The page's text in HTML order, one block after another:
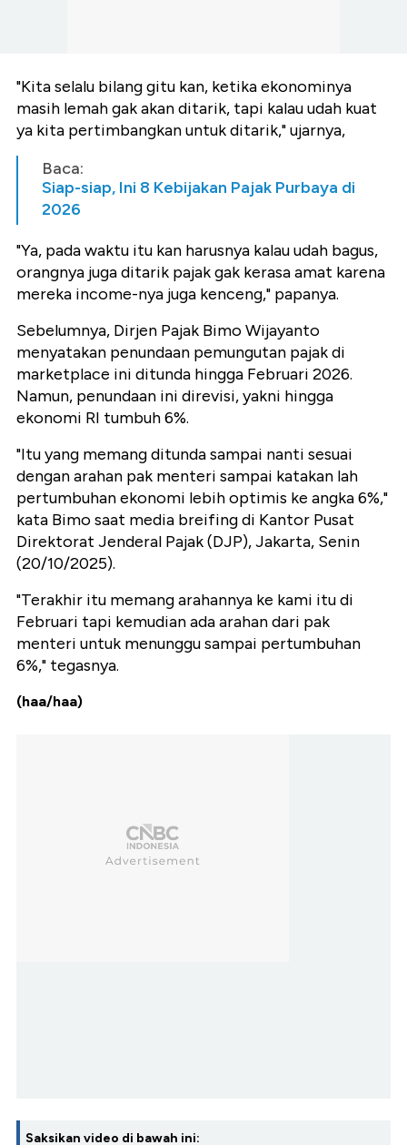
"Kita selalu bilang gitu kan, ketika ekonominya
masih lemah gak akan ditarik, tapi kalau udah kuat
ya kita pertimbangkan untuk ditarik," ujarnya,
Baca:
Siap-siap, Ini 8 Kebijakan Pajak Purbaya di
2026
"Ya, pada waktu itu kan harusnya kalau udah bagus,
orangnya juga ditarik pajak gak kerasa amat karena
mereka income-nya juga kenceng," papanya.
Sebelumnya, Dirjen Pajak Bimo Wijayanto
menyatakan penundaan pemungutan pajak di
marketplace ini ditunda hingga Februari 2026.
Namun, penundaan ini direvisi, yakni hingga
ekonomi RI tumbuh 6%.
"Itu yang memang ditunda sampai nanti sesuai
dengan arahan pak menteri sampai katakan lah
pertumbuhan ekonomi lebih optimis ke angka 6%,"
kata Bimo saat media breifing di Kantor Pusat
Direktorat Jenderal Pajak (DJP), Jakarta, Senin
(20/10/2025).
"Terakhir itu memang arahannya ke kami itu di
Februari tapi kemudian ada arahan dari pak
menteri untuk menunggu sampai pertumbuhan
6%," tegasnya.
(haa/haa)
Saksikan video di bawah ini: